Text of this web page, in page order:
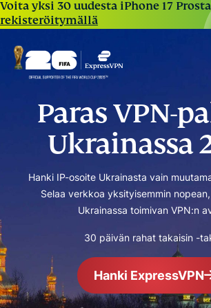
Voita yksi 30 uudesta iPhone 17
rekisteröitymällä
Paras VPN-
Ukrainassa
Hanki IP-osoite Ukrainasta vain
Selaa verkkoa yksityisemmin
Ukrainassa toimivan VPN:n
30 päivän rahat takaisin -
Hanki ExpressVPN